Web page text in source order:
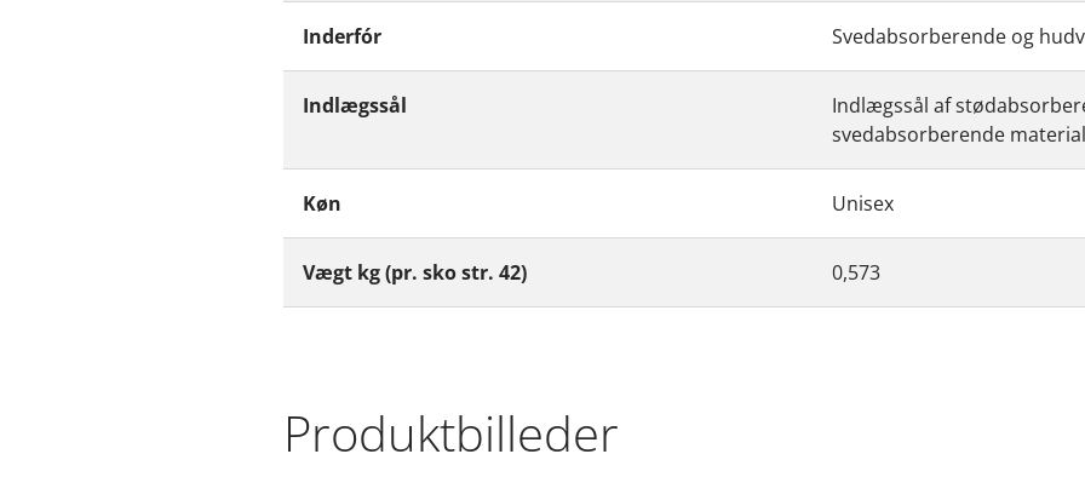
Inderfór Svedabsorberende og
Indlægssål
Indlægssål af
svedabsorberende
Køn Unisex
Vægt kg (pr. sko str. 42) 0,573
Produktbilleder